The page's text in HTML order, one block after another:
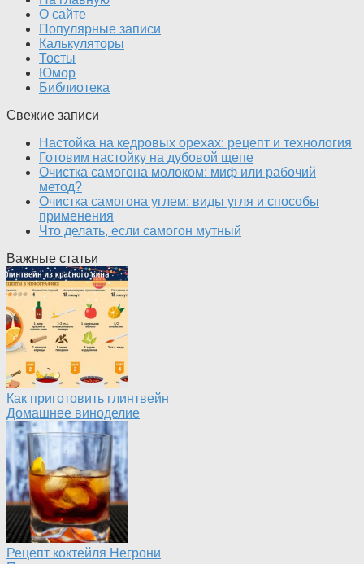
О сайте
Популярные записи
Калькуляторы
Тосты
Юмор
Библиотека
Свежие записи
Настойка на кедровых орехах: рецепт и технология
Готовим настойку на дубовой щепе
Очистка самогона молоком: миф или рабочий
метод?
Очистка самогона углем: виды угля и способы
применения
Что делать, если самогон мутный
Важные статьи
Как приготовить глинтвейн
Домашнее виноделие
Рецепт коктейля Негрони